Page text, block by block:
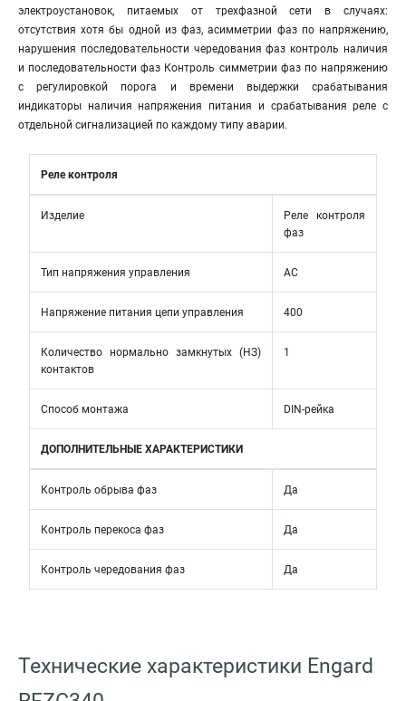
электроустановок, питаемых от трехфазной сети в случаях:
отсутствия хотя бы одной из фаз, асимметрии фаз по напряжению,
нарушения последовательности чередования фаз контроль наличия
и последовательности фаз Контроль симметрии фаз по напряжению
с регулировкой порога и времени выдержки срабатывания
индикаторы наличия напряжения питания и срабатывания реле с
отдельной сигнализацией по каждому типу аварии.
Реле контроля
Изделие
Реле контроля
фаз
Тип напряжения управления AC
Напряжение питания цепи управления 400
Количество нормально замкнутых (НЗ)
контактов
1
Способ монтажа DIN-рейка
ДОПОЛНИТЕЛЬНЫЕ ХАРАКТЕРИСТИКИ
Контроль обрыва фаз Да
Контроль перекоса фаз Да
Контроль чередования фаз Да
Технические характеристики Engard